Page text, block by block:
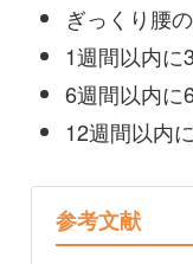
ぎっくり腰
1週間以内に
6週間以内に
12週間以内
参考文献